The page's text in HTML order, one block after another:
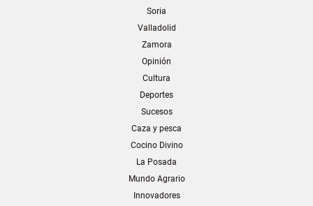
Soria
Valladolid
Zamora
Opinión
Cultura
Deportes
Sucesos
Caza y pesca
Cocino Divino
La Posada
Mundo Agrario
Innovadores